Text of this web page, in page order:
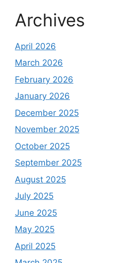
Archives
April 2026
March 2026
February 2026
January 2026
December 2025
November 2025
October 2025
September 2025
August 2025
July 2025
June 2025
May 2025
April 2025